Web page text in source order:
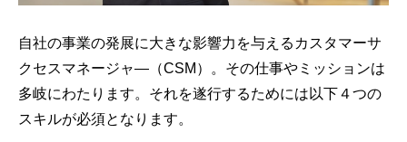
自社の事業の発展に大きな影響力を与えるカスタマーサ
クセスマネージャ―（CSM）。その仕事やミッションは
多岐にわたります。それを遂行するためには以下４つの
スキルが必須となります。